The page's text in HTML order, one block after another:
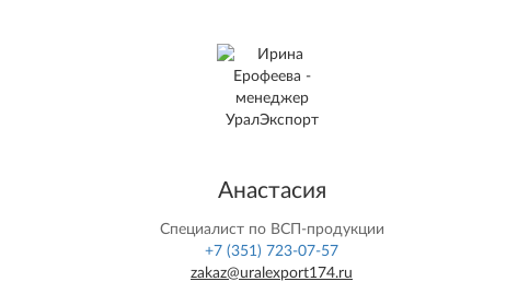
Анастасия
Специалист по ВСП-продукции
+7 (351) 723-07-57
zakaz@uralexport174.ru